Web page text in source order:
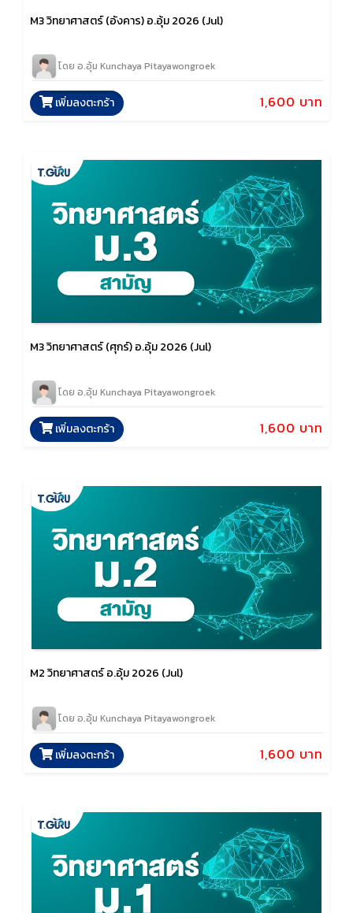
M3 วิทยาศาสตร์ (อังคาร) อ.อุ้ม 2026 (Jul)
โดย อ.อุ้ม Kunchaya Pitayawongroek
1,600 บาท
เพิ่มลงตะกร้า
M3 วิทยาศาสตร์ (ศุกร์) อ.อุ้ม 2026 (Jul)
โดย อ.อุ้ม Kunchaya Pitayawongroek
1,600 บาท
เพิ่มลงตะกร้า
M2 วิทยาศาสตร์ อ.อุ้ม 2026 (Jul)
โดย อ.อุ้ม Kunchaya Pitayawongroek
1,600 บาท
เพิ่มลงตะกร้า